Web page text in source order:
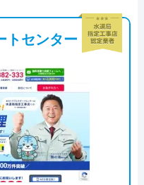
トセンター